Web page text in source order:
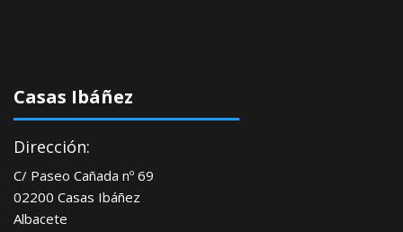
Casas Ibáñez
Dirección:
C/ Paseo Cañada nº 69
02200 Casas Ibáñez
Albacete